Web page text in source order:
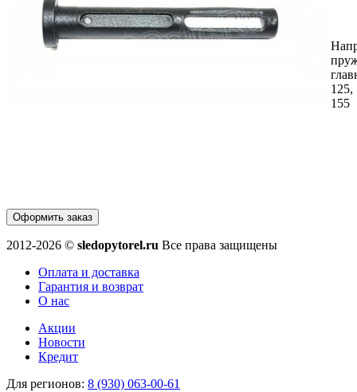
125,
155
Оформить заказ
2012-2026 © sledopytorel.ru Все права защищены
Оплата и доставка
Гарантия и возврат
О нас
Акции
Новости
Кредит
Для регионов: 8 (930) 063-00-61